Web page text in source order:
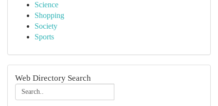
Science
Shopping
Society
Sports
Web Directory Search